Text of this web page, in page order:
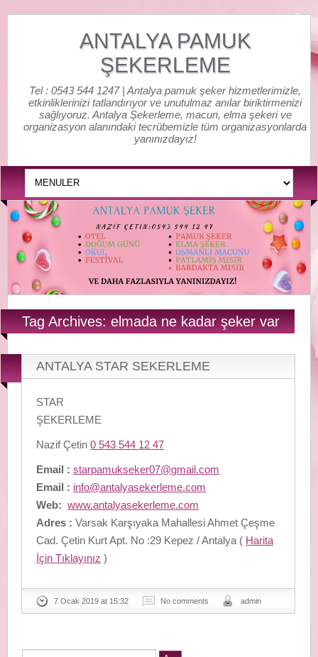
ANTALYA PAMUK
ŞEKERLEME
Tel : 0543 544 1247 | Antalya pamuk şeker hizmetlerimizle,
etkinliklerinizi tatlandırıyor ve unutulmaz anılar biriktirmenizi
sağlıyoruz. Antalya Şekerleme, macun, elma şekeri ve
organizasyon alanındaki tecrübemizle tüm organizasyonlarda
yanınızdayız!
Tag Archives: elmada ne kadar şeker var
ANTALYA STAR SEKERLEME
STAR
ŞEKERLEME
Nazif Çetin0 543 544 12 47
Email : starpamukseker07@gmail.com
Email : info@antalyasekerleme.com
Web: www.antalyasekerleme.com
Adres : Varsak Karşıyaka Mahallesi Ahmet Çeşme
Cad. Çetin Kurt Apt. No :29 Kepez / Antalya ( Harita
İçin Tıklayınız )
7 Ocak 2019 at 15:32 No comments admin